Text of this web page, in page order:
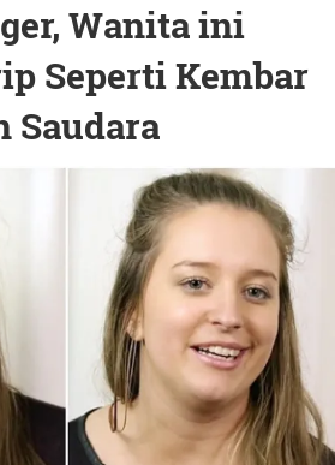
Wanita ini
Seperti Kembar
Saudara